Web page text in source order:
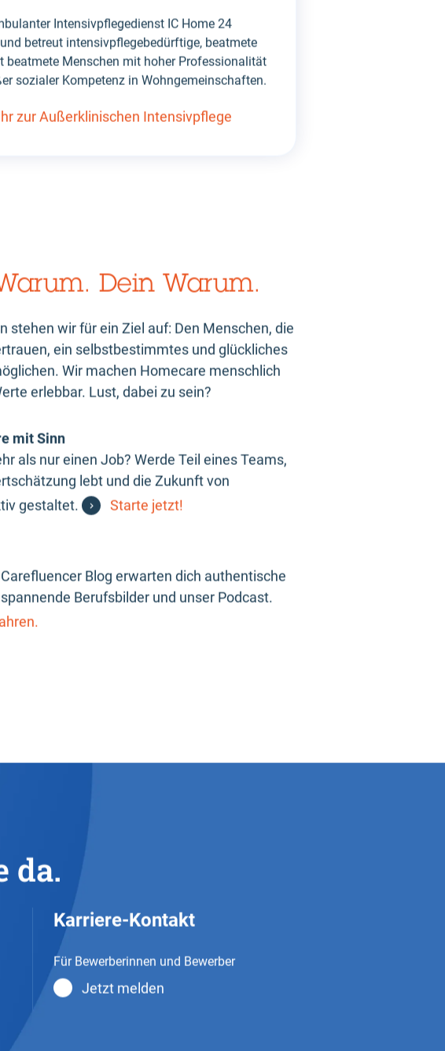
Intensivpflegedienst IC Home 24
betreut intensivpflegebedürftige, beatmete
beatmete Menschen mit hoher Professionalität
sozialer Kompetenz in Wohngemeinschaften.
zur Außerklinischen Intensivpflege
Dein Warum.
stehen wir für ein Ziel auf: Den Menschen, die
ein selbstbestimmtes und glückliches
Wir machen Homecare menschlich
erlebbar. Lust, dabei zu sein?
mit Sinn
als nur einen Job? Werde Teil eines Teams,
lebt und die Zukunft von
gestaltet.
Starte jetzt!
Blog erwarten dich authentische
Berufsbilder und unser Podcast.
da.
Karriere-Kontakt
Für Bewerberinnen und Bewerber
Jetzt melden